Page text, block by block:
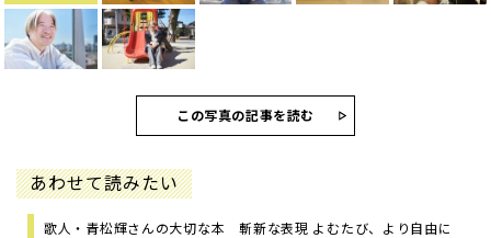
この写真の記事を読む
あわせて読みたい
歌人・青松輝さんの大切な本 斬新な表現 よむたび、より自由に